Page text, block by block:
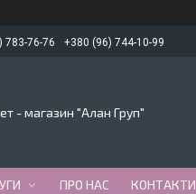
783-76-76 +380 (96) 744-10-99
- магазин "Алан Груп"
ПРО НАС КОНТАКТИ